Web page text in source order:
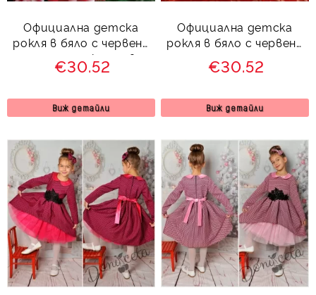
Официална детска
рокля в бяло с червена
дантела с колан в
червено
€30.52
Виж детайли
Официална детска
рокля в бяло с червена
дантела
€30.52
Виж детайли